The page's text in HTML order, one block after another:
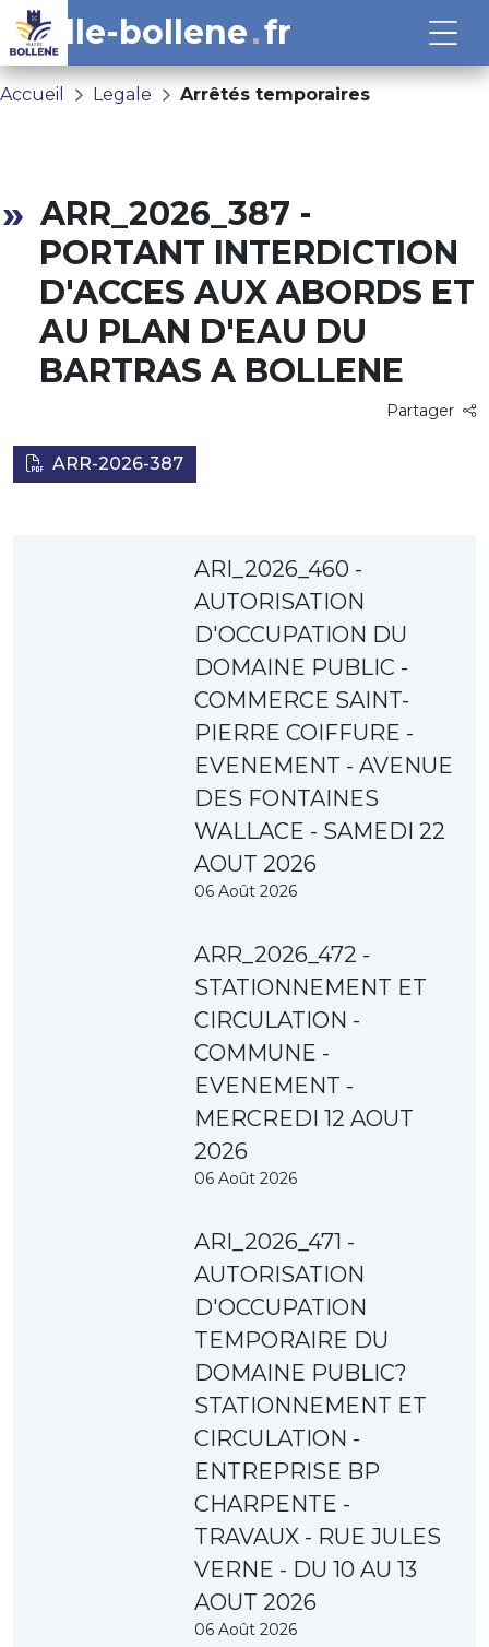
ville-bollene fr
Accueil Legale Arrêtés temporaires
ARR_2026_387 -
PORTANT INTERDICTION
D'ACCES AUX ABORDS ET
AU PLAN D'EAU DU
BARTRAS A BOLLENE
Partager
ARR-2026-387
ARI_2026_460 -
AUTORISATION
D'OCCUPATION DU
DOMAINE PUBLIC -
COMMERCE SAINT-
PIERRE COIFFURE -
EVENEMENT - AVENUE
DES FONTAINES
WALLACE - SAMEDI 22
AOUT 2026
06 Août 2026
ARR_2026_472 -
STATIONNEMENT ET
CIRCULATION -
COMMUNE -
EVENEMENT -
MERCREDI 12 AOUT
2026
06 Août 2026
ARI_2026_471 -
AUTORISATION
D'OCCUPATION
TEMPORAIRE DU
DOMAINE PUBLIC?
STATIONNEMENT ET
CIRCULATION -
ENTREPRISE BP
CHARPENTE -
TRAVAUX - RUE JULES
VERNE - DU 10 AU 13
AOUT 2026
06 Août 2026